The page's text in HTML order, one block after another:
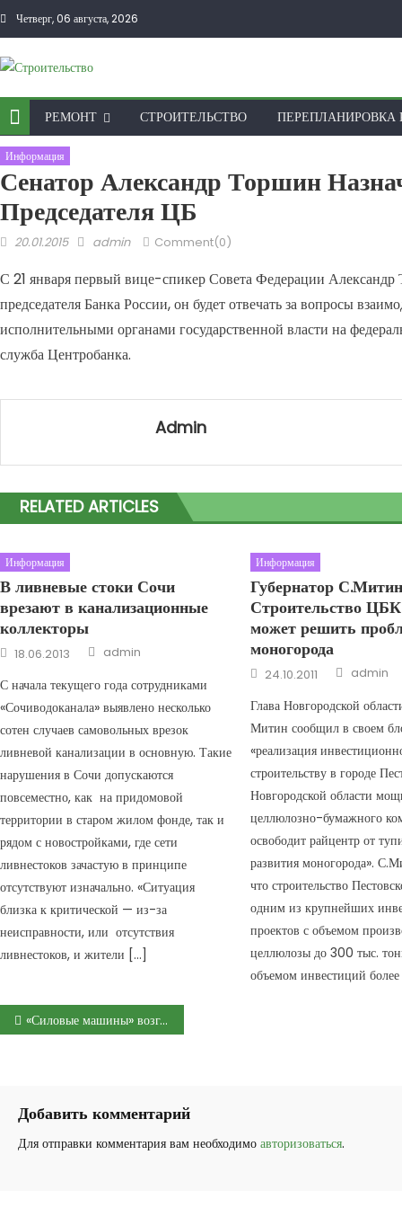
Skip to content
Четверг, 06 августа, 2026
РЕМОНТ СТРОИТЕЛЬСТВО ПЕРЕПЛАНИРОВКА
Информация
Сенатор Александр Торшин
Председателя ЦБ
Posted on
20.01.2015 Author
admin Comment(0)
С 21 января первый вице-спикер Совета Федерации Александр
председателя Банка России, он будет отвечать за вопросы
исполнительными органами государственной власти на
служба Центробанка.
Admin
RELATED ARTICLES
Информация
В ливневые стоки Сочи
врезают в канализационные
коллекторы
Posted on
18.06.2013 Author
admin
С начала текущего года сотрудниками
«Сочиводоканала» выявлено несколько
сотен случаев самовольных врезок
ливневой канализации в основную. Такие
нарушения в Сочи допускаются
повсеместно, как на придомовой
территории в старом жилом фонде, так и
рядом с новостройками, где сети
ливнестоков зачастую в принципе
отсутствуют изначально. «Ситуация
близка к критической — из-за
неисправности, или отсутствия
ливнестоков, и жители […]
Информация
Губернатор
Строительство
может решить
моногорода
Posted on
24.10.2011 Author
admin
Глава Новгородской
Митин сообщил в своем
«реализация
строительству в городе
Новгородской области
целлюлозно-бумажного
освободит райцентр от
развития моногорода».
что строительство
одним из крупнейших
проектов с объемом
целлюлозы до 300 тыс.
объемом инвестиций
Навигация по записям
«Силовые машины» возглавил Александр Ранцев
Добавить комментарий
Для отправки комментария вам необходимо авторизоваться.